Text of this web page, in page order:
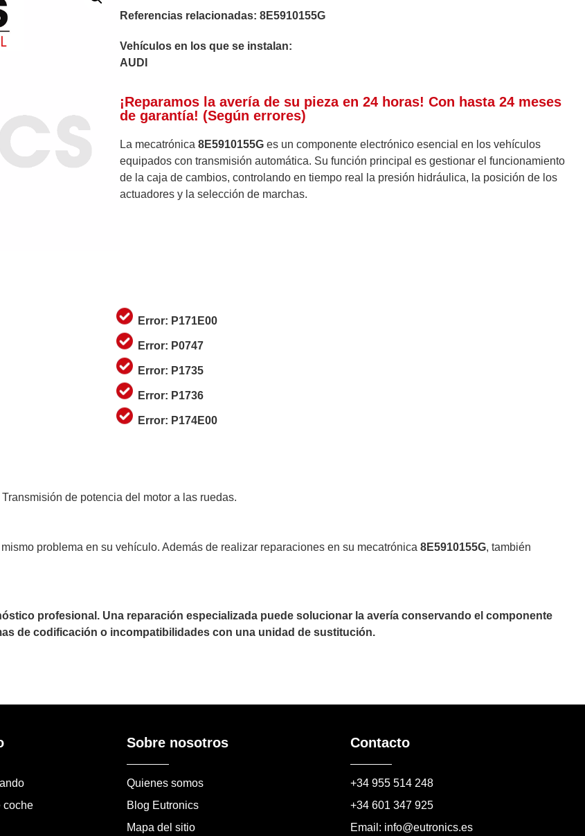
Referencias relacionadas: 8E5910155G
Vehículos en los que se instalan:
AUDI
¡Reparamos la avería de su pieza en 24 horas! Con hasta 24 meses
de garantía! (Según errores)
La mecatrónica 8E5910155G es un componente electrónico esencial en los vehículos
equipados con transmisión automática. Su función principal es gestionar el funcionamiento
de la caja de cambios, controlando en tiempo real la presión hidráulica, la posición de los
actuadores y la selección de marchas.
Error: P171E00
Error: P0747
Error: P1735
Error: P1736
Error: P174E00
Transmisión de potencia del motor a las ruedas.
problema en su vehículo. Además de realizar reparaciones en su mecatrónica 8E5910155G, también
profesional. Una reparación especializada puede solucionar la avería conservando el componente
de codificación o incompatibilidades con una unidad de sustitución.
coche
Sobre nosotros
Quienes somos
Blog Eutronics
Mapa del sitio
Contacto
+34 955 514 248
+34 601 347 925
Email: info@eutronics.es